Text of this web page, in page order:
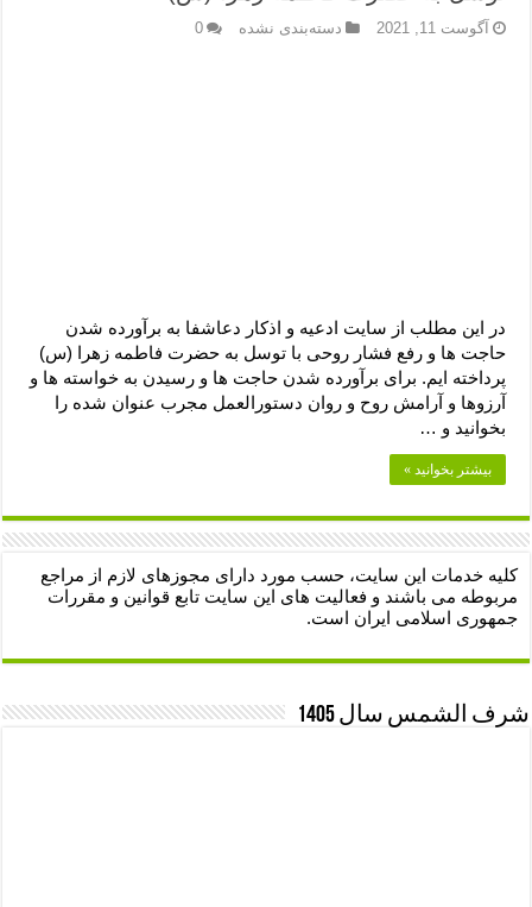
دعای رفع فقر و طلب رزق و روزی – آیه‌ جلب ثروت و برکت مال
آگوست 11, 2021 دسته‌بندی نشده 0
در این مطلب از سایت ادعیه و اذکار دعاشفا به برآورده شدن
حاجت ها و رفع فشار روحی با توسل به حضرت فاطمه زهرا (س)
پرداخته ایم. برای برآورده شدن حاجت ها و رسیدن به خواسته ها و
آرزوها و آرامش روح و روان دستورالعمل مجرب عنوان شده را
بخوانید و …
بیشتر بخوانید »
کلیه خدمات این سایت، حسب مورد دارای مجوزهای لازم از مراجع
مربوطه می باشند و فعالیت های این سایت تابع قوانین و مقررات
جمهوری اسلامی ایران است.
شرف الشمس سال 1405